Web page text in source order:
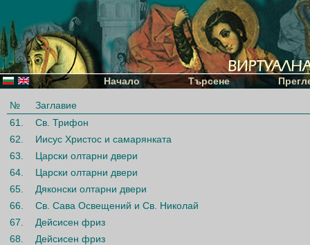
Начало Търсене
№
Заглавие
61.
Св. Трифон
62.
Иисус Христос и самарянката
63.
Царски олтарни двери
64.
Царски олтарни двери
65.
Дяконски олтарни двери
66.
Св. Сава Освещений и Св. Николай
67.
Дейсисен фриз
68.
Дейсисен фриз